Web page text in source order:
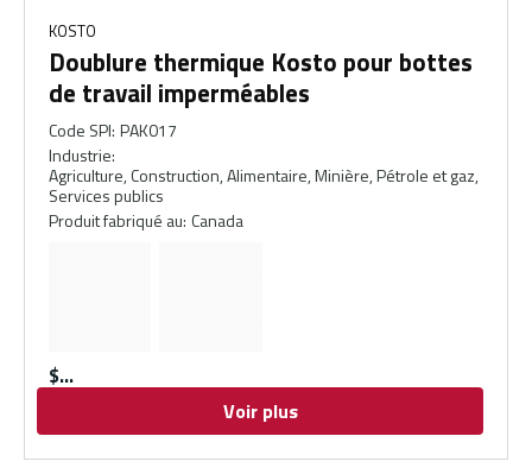
KOSTO
Doublure thermique Kosto pour bottes
de travail imperméables
Code SPI: PAK017
Industrie:
Agriculture, Construction, Alimentaire, Minière, Pétrole et gaz,
Services publics
Produit fabriqué au: Canada
$
Voir plus